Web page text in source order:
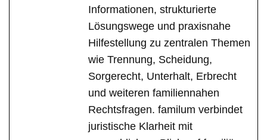
Informationen, strukturierte
Lösungswege und praxisnahe
Hilfestellung zu zentralen Themen
wie Trennung, Scheidung,
Sorgerecht, Unterhalt, Erbrecht
und weiteren familiennahen
Rechtsfragen. familum verbindet
juristische Klarheit mit